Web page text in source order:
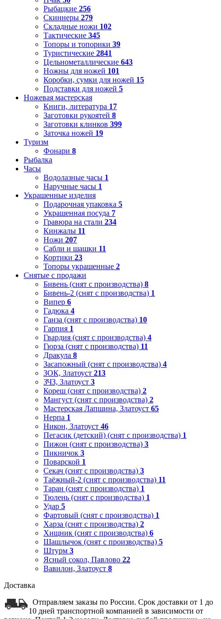
Рыбацкие 256
Скиннеры 279
Складные ножи 102
Тактические 345
Топоры и топорики 39
Туристические 2841
Цельнометаллические 643
Ножны для ножей 101
Коробки, сумки для ножей 15
Подставки для ножей 5
Ножевая мастерская
Книги, литература 17
Заготовки рукоятей 8
Заготовки клинков 399
Заточка ножей 19
Туризм
Фонари 8
Рыбалка
Часы
Водолазные часы 1
Наручные часы 1
Украшенные изделия
Подарочная упаковка 5
Украшенная посуда 7
Гравюра на стали 234
Кинжалы 11
Ножи 207
Сабли и шашки 11
Кортики 23
Топоры украшенные 2
Снятые с продажи
Бивень (снят с производства) 8
Бивень-2 (снят с производства) 1
Випер 6
Гадюка 4
Ганза (снят с производства) 10
Гарпия 1
Гвардия (снят с производства) 4
Гюрза (снят с производства) 11
Дракула 8
Засапожный (снят с производства) 4
ЗОК, Златоуст 213
ЗЧЗ, Златоуст 3
Кореш (снят с производства) 2
Мангуст (снят с производства) 2
Мастерская Лапшина, Златоуст 65
Нерпа 1
Никон, Златоуст 46
Пегасик (детский) (снят с производства) 1
Пижон (снят с производства) 3
Пикничок 3
Поварской 1
Секач (снят с производства) 3
Таёжный-2 (снят с производства) 11
Таран (снят с производства) 1
Тюлень (снят с производства) 1
Удар 5
Фартовый (снят с производства) 1
Харза (снят с производства) 2
Хищник (снят с производства) 6
Шашлычок (снят с производства) 5
Штурм 3
Ясный сокол, Павлово 22
Вавилон, Златоуст 8
Доставка
Отправляем заказы по России. Срок доставки от 1 до
10 дней транспортной компанией в зависимости от